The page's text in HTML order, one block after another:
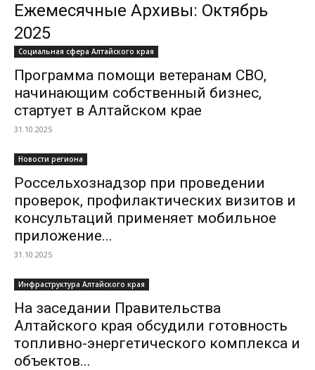
Ежемесячные Архивы: Октябрь
2025
Социальная сфера Алтайского края
Программа помощи ветеранам СВО,
начинающим собственный бизнес,
стартует в Алтайском крае
31.10.2025
Новости региона
Россельхознадзор при проведении
проверок, профилактических визитов и
консультаций применяет мобильное
приложение...
31.10.2025
Инфраструктура Алтайского края
На заседании Правительства
Алтайского края обсудили готовность
топливно-энергетического комплекса и
объектов...